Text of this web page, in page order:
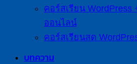
คอร์สเรียน WordPress
ออนไลน์
คอร์สเรียนสด
บทความ